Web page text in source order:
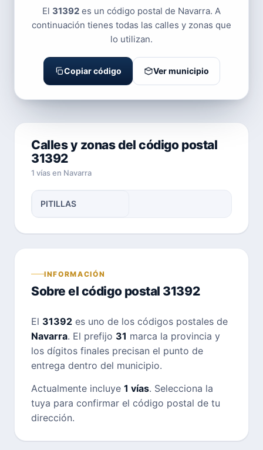
El 31392 es un código postal de Navarra. A
continuación tienes todas las calles y zonas que
lo utilizan.
Copiar código Ver municipio
Calles y zonas del código postal
31392
1 vías en Navarra
PITILLAS
INFORMACIÓN
Sobre el código postal 31392
El 31392 es uno de los códigos postales de
Navarra. El prefijo 31 marca la provincia y
los dígitos finales precisan el punto de
entrega dentro del municipio.
Actualmente incluye 1 vías. Selecciona la
tuya para confirmar el código postal de tu
dirección.